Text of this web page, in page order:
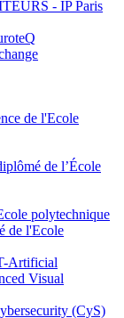
- IP Paris
de l'Ecole
de l’École
polytechnique
de l'Ecole
Artificial
Visual
(CyS)